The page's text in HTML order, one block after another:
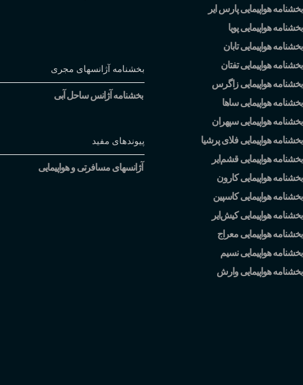
بخشنامه هواپیمایی پارس ایر
بخشنامه هواپیمایی پویا
بخشنامه هواپیمایی تابان
بخشنامه هواپیمایی تفتان
بخشنامه هواپیمایی زاگرس
بخشنامه هواپیمایی ساها
بخشنامه هواپیمایی سپهران
بخشنامه هواپیمایی فلای پرشیا
بخشنامه هواپیمایی قشمایر
بخشنامه هواپیمایی کارون
بخشنامه هواپیمایی کاسپین
بخشنامه هواپیمایی کیشایر
بخشنامه هواپیمایی معراج
بخشنامه هواپیمایی نسیم
بخشنامه هواپیمایی وارش
بخشنامه آژانسهای مجری
بخشنامه آژانس ساحل آبی
پیوندهای مفید
آژانسهای مسافرتی و هواپیمایی